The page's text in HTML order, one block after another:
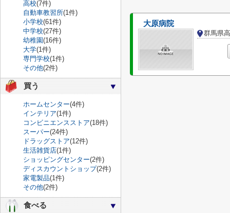
大原病院
群馬県
高校(7件)
自動車教習所(1件)
小学校(61件)
中学校(27件)
幼稚園(16件)
大学(1件)
専門学校(1件)
その他(2件)
買う
ホームセンター(4件)
インテリア(1件)
コンビニエンスストア(18件)
スーパー(24件)
ドラッグストア(12件)
生活雑貨店(1件)
ショッピングセンター(2件)
ディスカウントショップ(2件)
家電製品(1件)
その他(2件)
食べる